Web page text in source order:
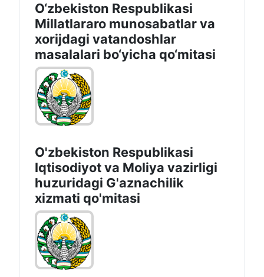
O‘zbekiston Respublikasi
Millatlararo munosabatlar va
xorijdagi vatandoshlar
masalalari bo‘yicha qo‘mitasi
O'zbekiston Respublikasi
Iqtisodiyot vа Moliya vazirligi
huzuridagi G'aznachilik
xizmati qo'mitasi